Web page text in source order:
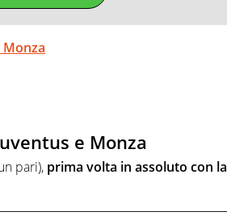
e Monza
pari), prima volta in assoluto con la